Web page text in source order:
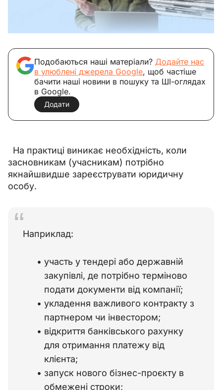
Подобаються наші матеріали? Додайте нас
в улюблені джерела Google, щоб частіше
бачити наші новини в пошуку та ШІ-оглядах
в Google.
Додати
засновникам (учасникам) потрібно
якнайшвидше зареєструвати юридичну
особу.
Наприклад:
участь у тендері або державній
закупівлі, де потрібно терміново
подати документи від компанії;
укладення важливого контракту з
партнером чи інвестором;
відкриття банківського рахунку
для отримання платежу від
клієнта;
запуск нового бізнес-проєкту в
обмежені строки;